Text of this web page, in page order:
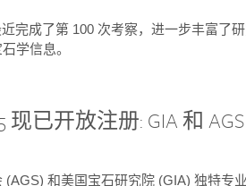
完成了第 100 次考察，进一步丰富了
学信息。
现已开放注册: GIA 和
(AGS) 和美国宝石研究院 (GIA) 独特专